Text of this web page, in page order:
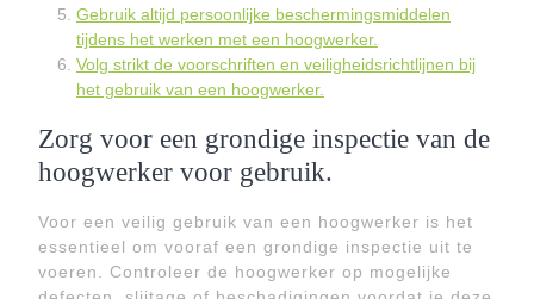
Gebruik altijd persoonlijke beschermingsmiddelen
tijdens het werken met een hoogwerker.
Volg strikt de voorschriften en veiligheidsrichtlijnen bij
het gebruik van een hoogwerker.
Zorg voor een grondige inspectie van de
hoogwerker voor gebruik.
Voor een veilig gebruik van een hoogwerker is het
essentieel om vooraf een grondige inspectie uit te
voeren. Controleer de hoogwerker op mogelijke